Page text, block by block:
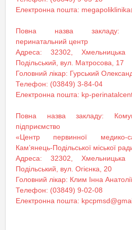
Електронна пошта:
Повна назва закладу:
перинатальний центр
Адреса: 32302,
Подільський, вул. Матросова, 17
Головний лікар: Гурський
Телефон: (03849) 3-84-04
Електронна пошта: kp-
Повна назва закладу:
підприємство
«Центр первинної медико-
Кам’янець-Подільської міської
Адреса: 32302,
Подільський, вул. Огієнка, 20
Головний лікар: Клим Інна
Телефон: (03849) 9-02-08
Електронна пошта: